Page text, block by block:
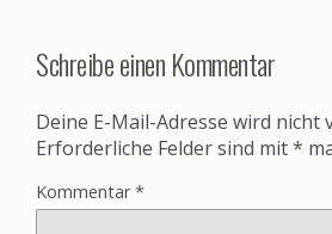
Schreibe einen Kommentar
Deine E-Mail-Adresse wird nicht
Erforderliche Felder sind mit*
Kommentar*